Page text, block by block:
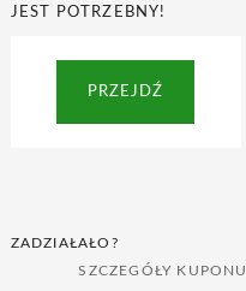
JEST POTRZEBNY!
PRZEJDŹ
ZADZIAŁAŁO?
SZCZEGÓŁY KUPONU